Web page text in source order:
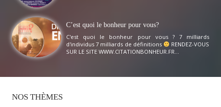
C’est quoi le bonheur pour vous?
C'est quoi le bonheur pour vous ? 7 milliards
d'individus 7 milliards de définitions
RENDEZ-VOUS
SUR LE SITE WWW.CITATIONBONHEUR.FR...
NOS THÈMES